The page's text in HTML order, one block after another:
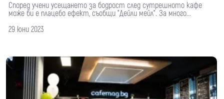
Според учени усещането за бодрост след сутрешното кафе
може би е плацебо ефект, съобщи "Дейли мейл". За много...
29 юни 2023